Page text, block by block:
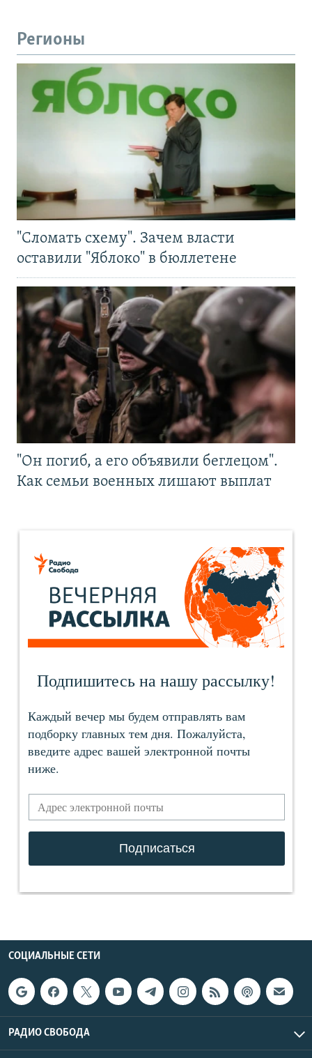
Регионы
"Сломать схему". Зачем власти
оставили "Яблоко" в бюллетене
"Он погиб, а его объявили беглецом".
Как семьи военных лишают выплат
СОЦИАЛЬНЫЕ СЕТИ
РАДИО СВОБОДА